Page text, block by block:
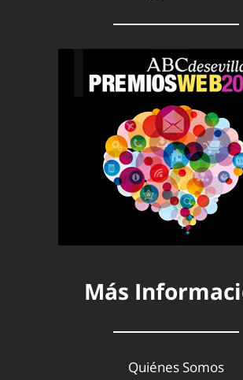
Más
Quiénes Somos